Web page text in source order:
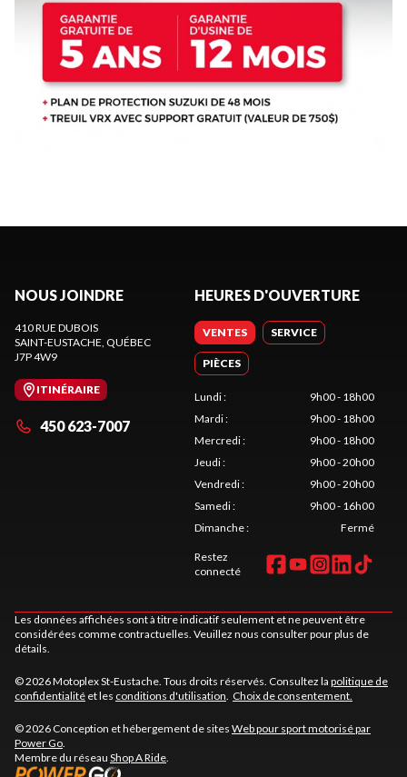
NOUS JOINDRE
410 RUE DUBOIS
SAINT-EUSTACHE, QUÉBEC
J7P 4W9
ITINÉRAIRE
450 623-7007
HEURES D'OUVERTURE
VENTES SERVICE
PIÈCES
Lundi:
9h00 - 18h00
Mardi:
9h00 - 18h00
Mercredi:
9h00 - 18h00
Jeudi:
9h00 - 20h00
Vendredi:
9h00 - 20h00
Samedi:
9h00 - 16h00
Dimanche: Fermé
Restez
connecté
Les données affichées sont à titre indicatif seulement et ne peuvent être
considérées comme contractuelles. Veuillez nous consulter pour plus de
détails.
© 2026 Motoplex St-Eustache. Tous droits réservés. Consultez la politique de
confidentialité et les conditions d'utilisation. Choix de consentement.
© 2026 Conception et hébergement de sites Web pour sport motorisé par
Power Go.
Membre du réseau Shop A Ride.